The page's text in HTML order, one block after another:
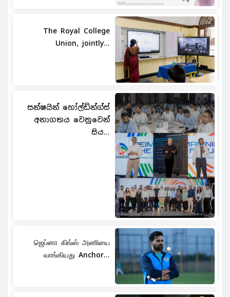
The Royal College
Union, jointly...
සන්ෂයින් හෝල්ඩින්ග්ස්
අනාගතය වෙනුවෙන්
සිය...
ஜெப்னா கிங்ஸ் அணியை
வாங்கியது Anchor...